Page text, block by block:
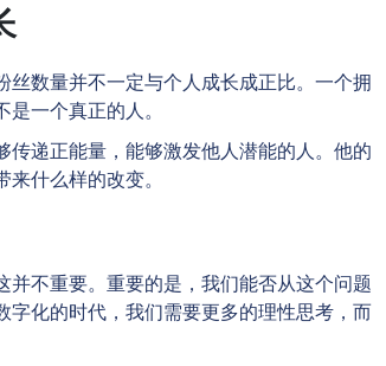
数量并不一定与个人成长成正比。一个拥
一个真正的人。
递正能量，能够激发他人潜能的人。他的
什么样的改变。
不重要。重要的是，我们能否从这个问题
化的时代，我们需要更多的理性思考，而